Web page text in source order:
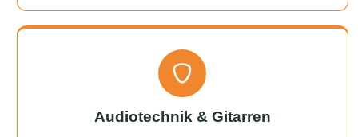
Audiotechnik & Gitarren